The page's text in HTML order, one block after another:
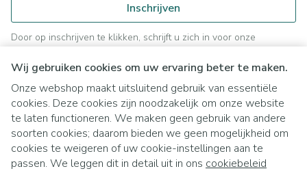
Wij gebruiken cookies om uw ervaring beter te maken.
Onze webshop maakt uitsluitend gebruik van essentiële
cookies. Deze cookies zijn noodzakelijk om onze website
te laten functioneren. We maken geen gebruik van andere
soorten cookies; daarom bieden we geen mogelijkheid om
cookies te weigeren of uw cookie-instellingen aan te
passen. We leggen dit in detail uit in ons cookiebeleid
Inschrijven
Door op inschrijven te klikken, schrijft u zich in voor onze
nieuwsbrief en gaat u akkoord met onzeprivacy policy.
Juridische links